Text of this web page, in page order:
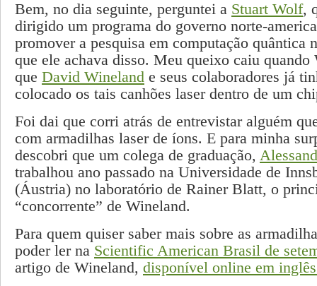
Bem, no dia seguinte, perguntei a Stuart Wolf,
dirigido um programa do governo norte-
promover a pesquisa em computação quântica
que ele achava disso. Meu queixo caiu quando
que David Wineland e seus colaboradores já
colocado os tais canhões laser dentro de um
Foi dai que corri atrás de entrevistar alguém
com armadilhas laser de íons. E para minha
descobri que um colega de graduação,
trabalhou ano passado na Universidade de
(Áustria) no laboratório de Rainer Blatt, o
“concorrente” de Wineland.
Para quem quiser saber mais sobre as
poder ler na Scientific American Brasil de
artigo de Wineland, disponível online em